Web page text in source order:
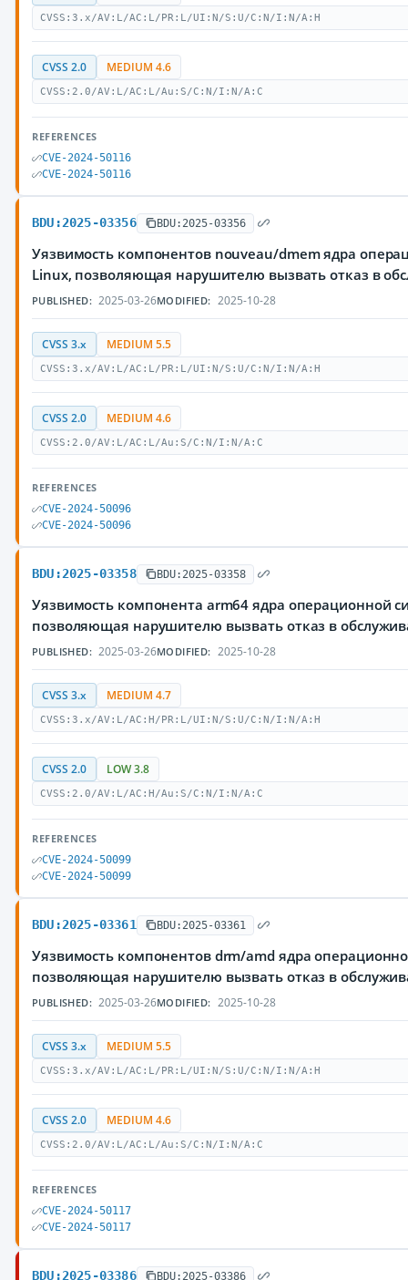
CVSS:3.x/AV:L/AC:L/PR:L/UI:N/S:U/C:N/I:N/A:H
CVSS 2.0 MEDIUM 4.6
CVSS:2.0/AV:L/AC:L/Au:S/C:N/I:N/A:C
REFERENCES
CVE-2024-50116
CVE-2024-50116
BDU:2025-03356 BDU:2025-03356
Уязвимость компонентов nouveau/dmem ядра
Linux, позволяющая нарушителю вызвать отказ в
PUBLISHED: 2025-03-26MODIFIED: 2025-10-28
CVSS 3.x MEDIUM 5.5
CVSS:3.x/AV:L/AC:L/PR:L/UI:N/S:U/C:N/I:N/A:H
CVSS 2.0 MEDIUM 4.6
CVSS:2.0/AV:L/AC:L/Au:S/C:N/I:N/A:C
REFERENCES
CVE-2024-50096
CVE-2024-50096
BDU:2025-03358 BDU:2025-03358
Уязвимость компонента arm64 ядра операционной
позволяющая нарушителю вызвать отказ в
PUBLISHED: 2025-03-26MODIFIED: 2025-10-28
CVSS 3.x MEDIUM 4.7
CVSS:3.x/AV:L/AC:H/PR:L/UI:N/S:U/C:N/I:N/A:H
CVSS 2.0 LOW 3.8
CVSS:2.0/AV:L/AC:H/Au:S/C:N/I:N/A:C
REFERENCES
CVE-2024-50099
CVE-2024-50099
BDU:2025-03361 BDU:2025-03361
Уязвимость компонентов drm/amd ядра
позволяющая нарушителю вызвать отказ в
PUBLISHED: 2025-03-26MODIFIED: 2025-10-28
CVSS 3.x MEDIUM 5.5
CVSS:3.x/AV:L/AC:L/PR:L/UI:N/S:U/C:N/I:N/A:H
CVSS 2.0 MEDIUM 4.6
CVSS:2.0/AV:L/AC:L/Au:S/C:N/I:N/A:C
REFERENCES
CVE-2024-50117
CVE-2024-50117
BDU:2025-03386 BDU:2025-03386